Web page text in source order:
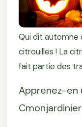
Qui dit automne
citrouilles ! La
fait partie des
Apprenez-en